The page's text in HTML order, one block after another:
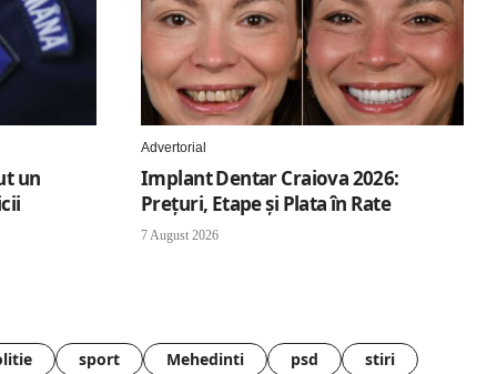
un
Advertorial
Implant Dentar Craiova 2026:
Preţuri, Etape şi Plata în Rate
7 August 2026
sport Mehedinti psd
stiri